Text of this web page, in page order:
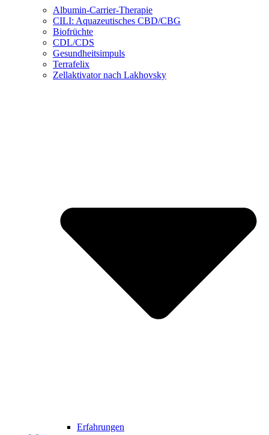
Albumin-Carrier-Therapie
CILI: Aquazeutisches CBD/CBG
Biofrüchte
CDL/CDS
Gesundheitsimpuls
Terrafelix
Zellaktivator nach Lakhovsky
Erfahrungen